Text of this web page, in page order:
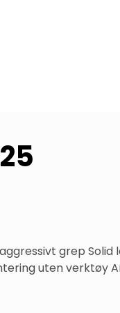
grep
uten verktøy